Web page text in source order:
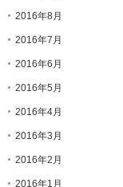
2016年8月
2016年7月
2016年6月
2016年5月
2016年4月
2016年3月
2016年2月
2016年1月